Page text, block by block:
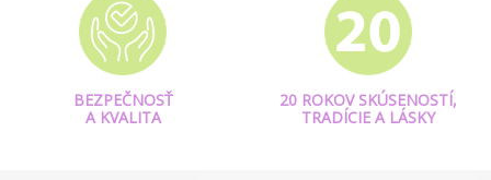
BEZPEČNOSŤ
A KVALITA
20 ROKOV SKÚSENOSTÍ,
TRADÍCIE A LÁSKY